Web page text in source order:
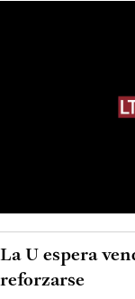
La U espera
reforzarse